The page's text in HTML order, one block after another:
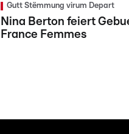
Gutt Stëmmung virum Depart
Nina Berton feiert
France Femmes